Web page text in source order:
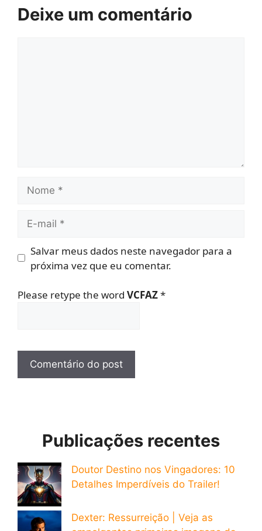
Deixe um comentário
mail
Salvar meus dados neste navegador para a
próxima vez que eu comentar.
Please retype the word VCFAZ*
Publicações recentes
Doutor Destino nos Vingadores: 10
Detalhes Imperdíveis do Trailer!
Dexter: Ressurreição | Veja as